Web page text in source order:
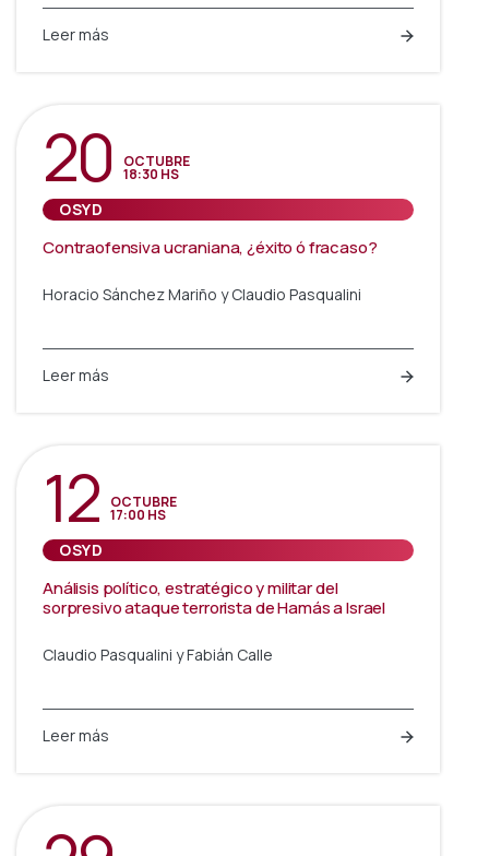
Leer más
20 OCTUBRE
18:30 HS
OSYD
Contraofensiva ucraniana, ¿éxito ó fracaso?
Horacio Sánchez Mariño y Claudio Pasqualini
Leer más
12 OCTUBRE
17:00 HS
OSYD
Análisis político, estratégico y militar del
sorpresivo ataque terrorista de Hamás a Israel
Claudio Pasqualini y Fabián Calle
Leer más